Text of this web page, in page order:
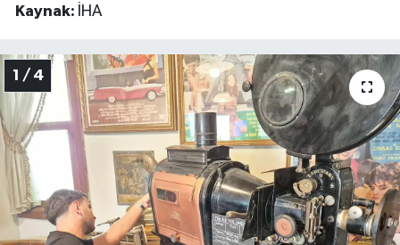
Kaynak: İHA
1 / 4